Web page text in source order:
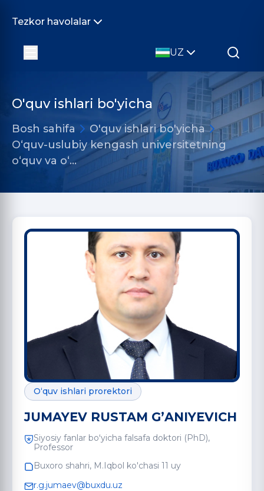
Tezkor havolalar
UZ
O'quv ishlari bo'yicha
Bosh sahifa
O'quv ishlari bo'yicha
O‘quv-uslubiy kengash universitetning
o‘quv va o‘…
O‘quv ishlari prorektori
JUMAYEV RUSTAM GʼANIYEVICH
Siyosiy fanlar boʻyicha falsafa doktori (PhD),
Professor
Buxoro shahri, M.Iqbol ko'chasi 11 uy
r.g.jumaev@buxdu.uz